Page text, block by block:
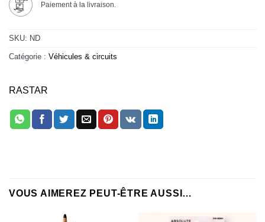
Paiement à la livraison.
SKU: ND
Catégorie : Véhicules & circuits
RASTAR
VOUS AIMEREZ PEUT-ÊTRE AUSSI…